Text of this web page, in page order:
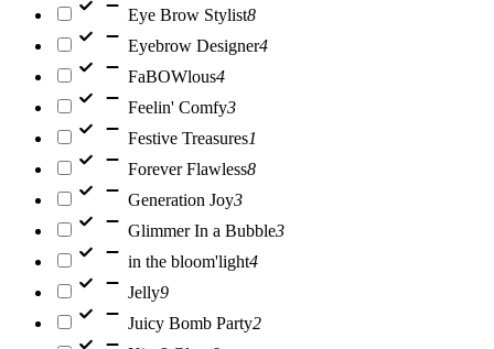
Eye Brow Stylist8
Eyebrow Designer4
FaBOWlous4
Feelin' Comfy3
Festive Treasures1
Forever Flawless8
Generation Joy3
Glimmer In a Bubble3
in the bloom'light4
Jelly9
Juicy Bomb Party2